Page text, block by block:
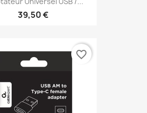
39,50 €
favorite_border